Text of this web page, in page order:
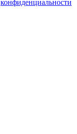
конфиденциальности